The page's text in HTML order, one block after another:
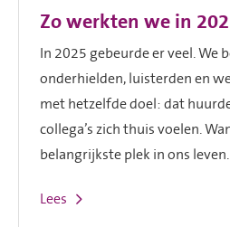
Zo werkten we in
In 2025 gebeurde er veel. We
onderhielden, luisterden en
met hetzelfde doel: dat
collega’s zich thuis voelen.
belangrijkste plek in ons leven.
Lees